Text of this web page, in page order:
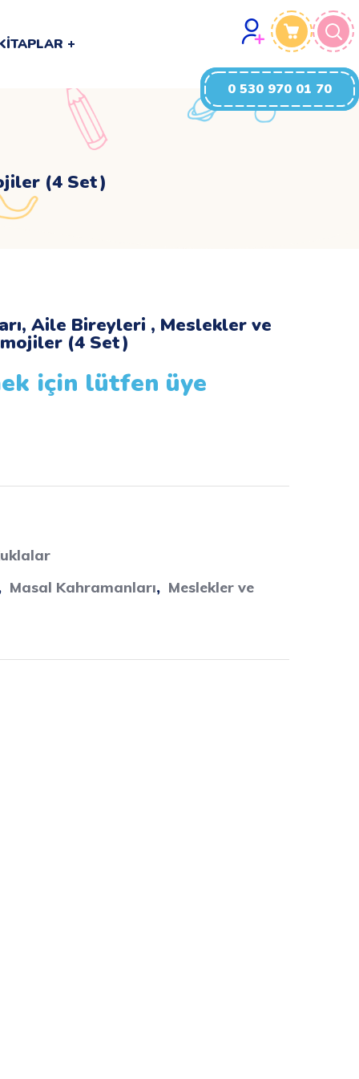
0 530 970 01 70
(4 Set)
Aile Bireyleri , Meslekler ve
(4 Set)
için lütfen üye
Masal Kahramanları, Meslekler ve